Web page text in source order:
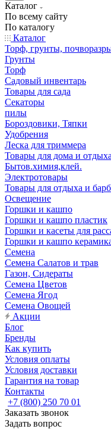
Каталог
По всему сайту
По каталогу
Каталог
Торф, грунты,
Грунты
Торф
Садовый инвентарь
Товары для сада
Секаторы
пилы
Бороздовики, Тяпки
Удобрения
Леска для триммера
Товары для дома и отдыха
Бытов.химия,клей.
Электротовары
Товары для отдыха и
Освещение
Горшки и кашпо
Горшки и кашпо пластик
Горшки и касеты для
Горшки и кашпо
Семена
Семена Салатов и трав
Газон, Сидераты
Семена Цветов
Семена Ягод
Семена Овощей
Акции
Блог
Бренды
Как купить
Условия оплаты
Условия доставки
Гарантия на товар
Контакты
+7 (800) 250 70 01
Заказать звонок
Задать вопрос